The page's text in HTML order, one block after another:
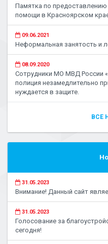
Памятка по
помощи в Красноярском
09.06.2021
Неформальная занятость и
08.09.2020
Сотрудники МО МВД России
полиция незамедлительно
нуждается в защите.
ВСЕ
31.05.2023
Внимание! Данный сайт
31.05.2023
Голосование за
сегодня!